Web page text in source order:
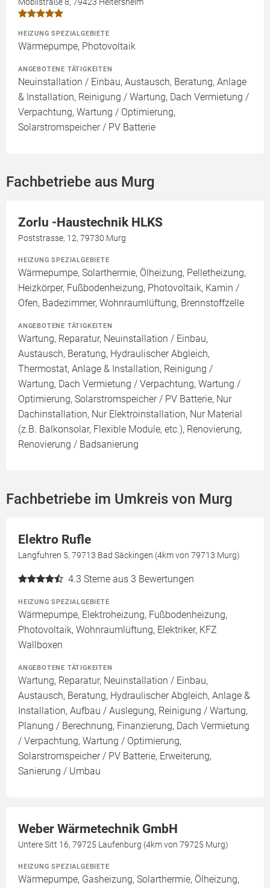
Mobilstraße 8, 79423 Heitersheim
HEIZUNG SPEZIALGEBIETE
Wärmepumpe, Photovoltaik
ANGEBOTENE TÄTIGKEITEN
Neuinstallation / Einbau, Austausch, Beratung, Anlage
& Installation, Reinigung / Wartung, Dach Vermietung /
Verpachtung, Wartung / Optimierung,
Solarstromspeicher / PV Batterie
Fachbetriebe aus Murg
Zorlu -Haustechnik HLKS
Poststrasse, 12, 79730 Murg
HEIZUNG SPEZIALGEBIETE
Wärmepumpe, Solarthermie, Ölheizung, Pelletheizung,
Heizkörper, Fußbodenheizung, Photovoltaik, Kamin /
Ofen, Badezimmer, Wohnraumlüftung, Brennstoffzelle
ANGEBOTENE TÄTIGKEITEN
Wartung, Reparatur, Neuinstallation / Einbau,
Austausch, Beratung, Hydraulischer Abgleich,
Thermostat, Anlage & Installation, Reinigung /
Wartung, Dach Vermietung / Verpachtung, Wartung /
Optimierung, Solarstromspeicher / PV Batterie, Nur
Dachinstallation, Nur Elektroinstallation, Nur Material
(z.B. Balkonsolar, Flexible Module, etc.), Renovierung,
Renovierung / Badsanierung
Fachbetriebe im Umkreis von Murg
Elektro Rufle
Langfuhren 5, 79713 Bad Säckingen (4km von 79713 Murg)
4.3 Sterne aus 3 Bewertungen
HEIZUNG SPEZIALGEBIETE
Wärmepumpe, Elektroheizung, Fußbodenheizung,
Photovoltaik, Wohnraumlüftung, Elektriker, KFZ
Wallboxen
ANGEBOTENE TÄTIGKEITEN
Wartung, Reparatur, Neuinstallation / Einbau,
Austausch, Beratung, Hydraulischer Abgleich, Anlage &
Installation, Aufbau / Auslegung, Reinigung / Wartung,
Planung / Berechnung, Finanzierung, Dach Vermietung
/ Verpachtung, Wartung / Optimierung,
Solarstromspeicher / PV Batterie, Erweiterung,
Sanierung / Umbau
Weber Wärmetechnik GmbH
Untere Sitt 16, 79725 Laufenburg (4km von 79725 Murg)
HEIZUNG SPEZIALGEBIETE
Wärmepumpe, Gasheizung, Solarthermie, Ölheizung,